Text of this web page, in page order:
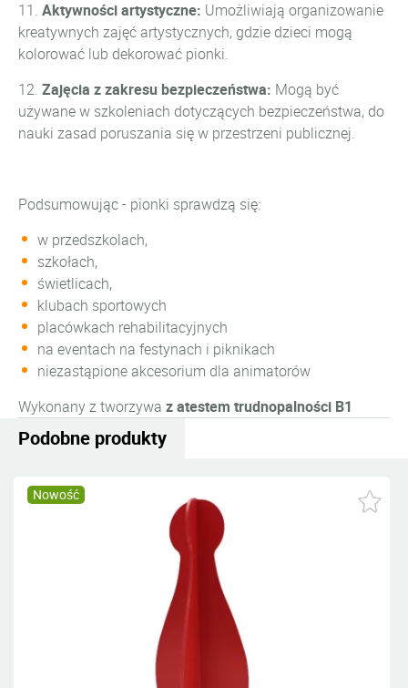
11. Aktywności artystyczne: Umożliwiają organizowanie
kreatywnych zajęć artystycznych, gdzie dzieci mogą
kolorować lub dekorować pionki.
12. Zajęcia z zakresu bezpieczeństwa: Mogą być
używane w szkoleniach dotyczących bezpieczeństwa, do
nauki zasad poruszania się w przestrzeni publicznej.
Podsumowując - pionki sprawdzą się:
w przedszkolach,
szkołach,
świetlicach,
klubach sportowych
placówkach rehabilitacyjnych
na eventach na festynach i piknikach
niezastąpione akcesorium dla animatorów
Wykonany z tworzywa z atestem trudnopalności B1
Podobne produkty
Nowość